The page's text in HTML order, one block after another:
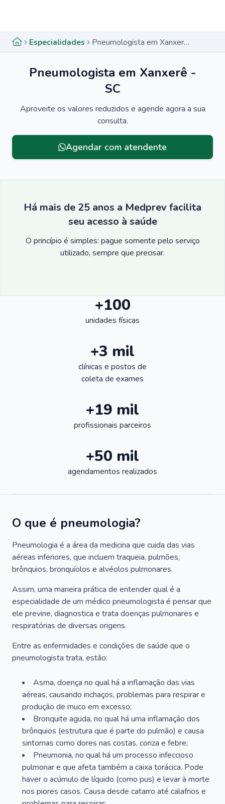
Especialidades Pneumologista em Xanxerê - SC
Pneumologista em Xanxerê -
SC
Aproveite os valores reduzidos e agende agora a sua
consulta.
Agendar com atendente
Há mais de 25 anos a Medprev facilita
seu acesso à saúde
O princípio é simples: pague somente pelo serviço
utilizado, sempre que precisar.
+100
unidades físicas
+3 mil
clínicas e postos de
coleta de exames
+19 mil
profissionais parceiros
+50 mil
agendamentos realizados
O que é pneumologia?
Pneumologia é a área da medicina que cuida das vias
aéreas inferiores, que incluem traqueia, pulmões,
brônquios, bronquíolos e alvéolos pulmonares.
Assim, uma maneira prática de entender qual é a
especialidade de um médico pneumologista é pensar que
ele previne, diagnostica e trata doenças pulmonares e
respiratórias de diversas origens.
Entre as enfermidades e condições de saúde que o
pneumologista trata, estão:
Asma, doença no qual há a inflamação das vias
aéreas, causando inchaços, problemas para respirar e
produção de muco em excesso;
Bronquite aguda, no qual há uma inflamação dos
brônquios (estrutura que é parte do pulmão) e causa
sintomas como dores nas costas, coriza e febre;
Pneumonia, no qual há um processo infeccioso
pulmonar e que afeta também a caixa torácica. Pode
haver o acúmulo de líquido (como pus) e levar à morte
nos piores casos. Causa desde catarro até calafrios e